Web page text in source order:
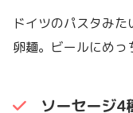
ドイツのパスタみ
卵麺。ビールにめっ
ソーセージ4